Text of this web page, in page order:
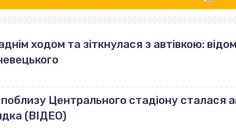
ходом та зіткнулася з автівкою:
Центрального стадіону сталася
(ВІДЕО)